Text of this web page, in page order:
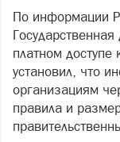
По информации
платном
установил, что
организациям
правила и